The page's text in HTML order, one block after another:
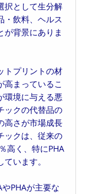
択として生分解
・飲料、ヘルス
が背景にありま
トプリントの材
高まっているこ
環境に与える悪
ックの代替品の
高さが市場成長
ックは、従来の
高く、特にPHA
います。
PHAが主要な